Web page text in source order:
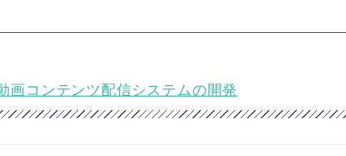
画コンテンツ配信システムの開発